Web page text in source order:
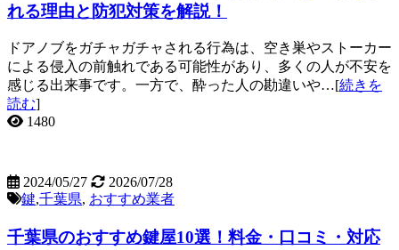
れる理由と防犯対策を解説！
ドアノブをガチャガチャされる行為は、空き巣やストーカー
による侵入の前触れである可能性があり、多くの人が不安を
感じる出来事です。一方で、酔った人の勘違いや…[続きを
読む]
1480
2024/05/27
2026/07/28
鍵,千葉県, おすすめ業者
千葉県のおすすめ鍵屋10選！料金・口コミ・対応